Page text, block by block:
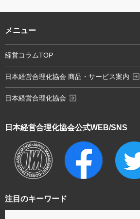
注目のキーワード
日本経営合理化協会公式WEB/SNS
メニュー
経営コラムTOP
日本経営合理化協会 商品・サービス案内 exit_to_app
日本経営合理化協会 exit_to_app